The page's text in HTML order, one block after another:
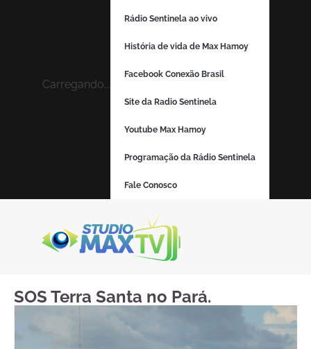
Carregando...
Rádio Sentinela ao vivo
História de vida de Max Hamoy
Facebook Conexão Brasil
Site da Radio Sentinela
Youtube Max Hamoy
Programação da Rádio Sentinela
Fale Conosco
SOS Terra Santa no Pará.